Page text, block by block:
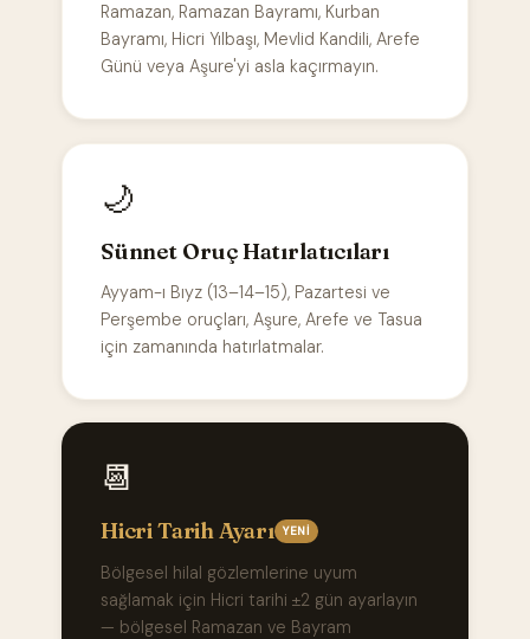
Ramazan, Ramazan Bayramı, Kurban
Bayramı, Hicri Yılbaşı, Mevlid Kandili, Arefe
Günü veya Aşure'yi asla kaçırmayın.
🌙
Sünnet Oruç Hatırlatıcıları
Ayyam-ı Bıyz (13–14–15), Pazartesi ve
Perşembe oruçları, Aşure, Arefe ve Tasua
için zamanında hatırlatmalar.
📆
Hicri Tarih Ayarı YENI
Bölgesel hilal gözlemlerine uyum
sağlamak için Hicri tarihi ±2 gün ayarlayın
— bölgesel Ramazan ve Bayram